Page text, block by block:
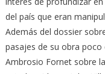
del país que eran
Además del dossier
pasajes de su obra
Ambrosio Fornet sobre